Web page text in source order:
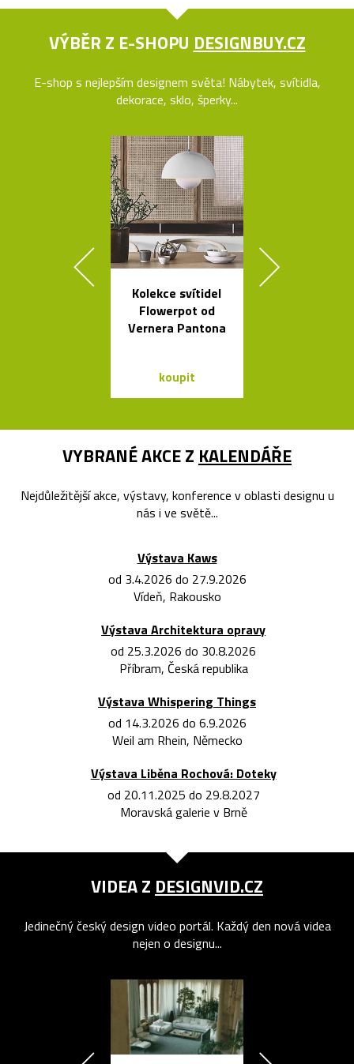
VÝBĚR Z E-SHOPU DESIGNBUY.CZ
E-shop s nejlepším designem světa! Nábytek, svítidla,
dekorace, sklo, šperky...
Kolekce svítidel
Flowerpot od
Vernera Pantona
koupit
VYBRANÉ AKCE Z KALENDÁŘE
Nejdůležitější akce, výstavy, konference v oblasti designu u
nás i ve světě...
Výstava Kaws
od 3.4.2026 do 27.9.2026
Vídeň, Rakousko
Výstava Architektura opravy
od 25.3.2026 do 30.8.2026
Příbram, Česká republika
Výstava Whispering Things
od 14.3.2026 do 6.9.2026
Weil am Rhein, Německo
Výstava Liběna Rochová: Doteky
od 20.11.2025 do 29.8.2027
Moravská galerie v Brně
VIDEA Z DESIGNVID.CZ
Jedinečný český design video portál. Každý den nová videa
nejen o designu...